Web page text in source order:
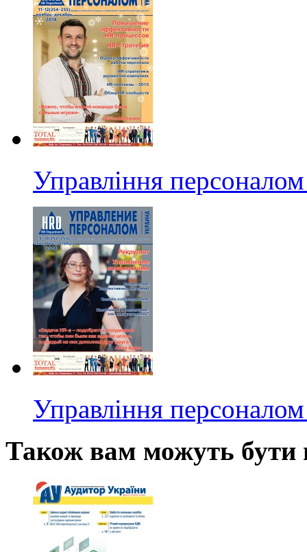
Управління
Управління
Також вам можуть бути